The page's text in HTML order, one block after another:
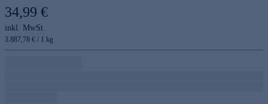
34,99 €
inkl. MwSt.
3.887,78 € / 1 kg